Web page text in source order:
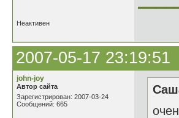
Неактивен
2007-05-17 23:19:51
john-joy
Автор сайта
Зарегистрирован: 2007-03-24
Сообщений: 665